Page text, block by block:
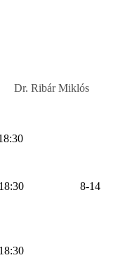
Dr. Ribár Miklós
18:30 8-14